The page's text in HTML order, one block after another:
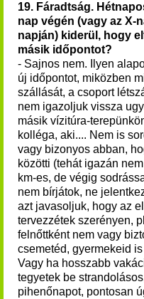
19. Fáradtság.
nap végén (vagy az X-
napján) kiderül, hogy
másik időpontot?
- Sajnos nem. Ilyen
új időpontot, miközben
szállását, a csoport
nem igazoljuk vissza
másik vízitúra-
kolléga, aki.... Nem is
vagy bizonyos abban,
közötti (tehát igazán
km-es, de végig
nem bírjátok, ne
azt javasoljuk, hogy az
tervezzétek szerényen,
felnőttként nem vagy
csemetéd, gyermekeid
Vagy ha hosszabb
tegyetek be
pihenőnapot, pontosan